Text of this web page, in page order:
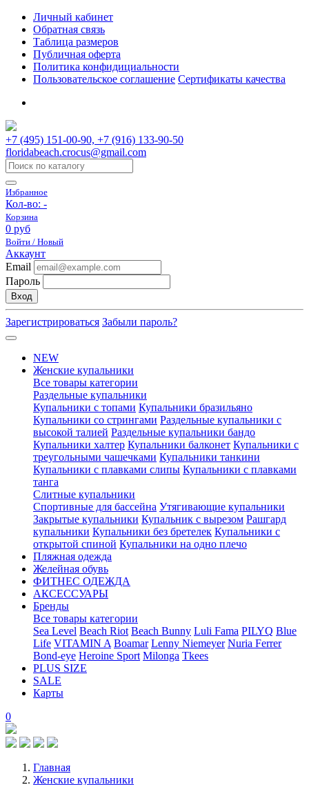
Личный кабинет
Обратная связь
Таблица размеров
Публичная оферта
Политика конфидициальности
Пользовательское соглашение Сертификаты качества
+7 (495) 151-00-90, +7 (916) 133-90-50
floridabeach.crocus@gmail.com
Избранное
Кол-во: -
Корзина
0 руб
Войти / Новый
Аккаунт
Email
Пароль
Вход
Зарегистрироваться Забыли пароль?
NEW
Женские купальники
Все товары категории
Раздельные купальники
Купальники с топами Купальники бразильяно
Купальники со стрингами Раздельные купальники с
высокой талией Раздельные купальники бандо
Купальники халтер Купальники балконет Купальники с
треугольными чашечками Купальники танкини
Купальники с плавками слипы Купальники с плавками
танга
Слитные купальники
Спортивные для бассейна Утягивающие купальники
Закрытые купальники Купальник с вырезом Рашгард
купальники Купальники без бретелек Купальники с
открытой спиной Купальники на одно плечо
Пляжная одежда
Желейная обувь
ФИТНЕС ОДЕЖДА
АКСЕССУАРЫ
Бренды
Все товары категории
Sea Level Beach Riot Beach Bunny Luli Fama PILYQ Blue
Life VITAMIN A Boamar Lenny Niemeyer Nuria Ferrer
Bond-eye Heroine Sport Milonga Tkees
PLUS SIZE
SALE
Карты
0
Главная
Женские купальники